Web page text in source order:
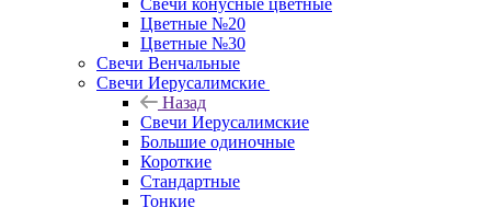
Свечи конусные цветные
Цветные №20
Цветные №30
Свечи Венчальные
Свечи Иерусалимские
Назад
Свечи Иерусалимские
Большие одиночные
Короткие
Стандартные
Тонкие